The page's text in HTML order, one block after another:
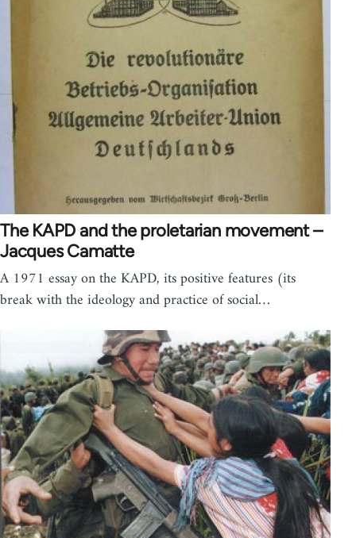
The KAPD and the proletarian movement –
Jacques Camatte
A 1971 essay on the KAPD, its positive features (its
break with the ideology and practice of social…